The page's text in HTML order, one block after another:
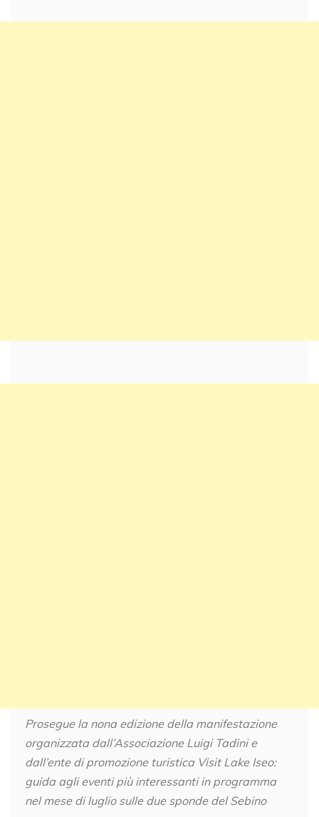
Prosegue la nona edizione della manifestazione
organizzata dall’Associazione Luigi Tadini e
dall’ente di promozione turistica Visit Lake Iseo:
guida agli eventipiù interessanti in programma
nel mese di luglio sulle due sponde del Sebino